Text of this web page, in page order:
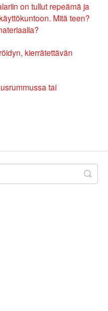
on tullut repeämä ja
Mitä teen?
kierrätettävän
tai